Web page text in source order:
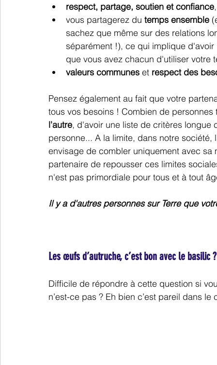
respect, partage, soutien et confiance
vous partagerez du temps ensemble
sachez que même sur des relations
séparément !), ce qui implique
que vous avez chacun d'utiliser votre
valeurs communes et respect des
Pensez également au fait que votre
tous vos besoins ! Combien de
l'autre, d'avoir une liste de critères
personne... A la limite, dans notre
envisage de combler uniquement avec
partenaire de repousser ces limites
n'est pas primordiale pour tous et à tout
Il y a d'autres personnes sur Terre que
Les œufs d’autruche, c’est bon avec le basilic
Difficile de répondre à cette question si
n’est-ce pas ? Eh bien c’est pareil dans